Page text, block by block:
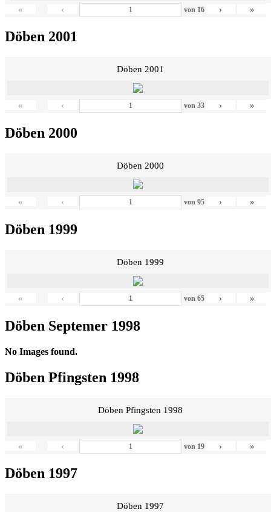
« ‹ von 16 › »
Döben 2001
Döben 2001
« ‹ von 33 › »
Döben 2000
Döben 2000
« ‹ von 95 › »
Döben 1999
Döben 1999
« ‹ von 65 › »
Döben Septemer 1998
No Images found.
Döben Pfingsten 1998
Döben Pfingsten 1998
« ‹ von 19 › »
Döben 1997
Döben 1997